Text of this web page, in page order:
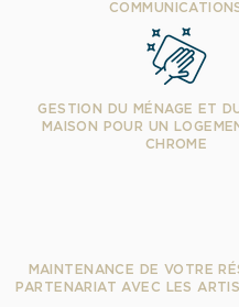
GESTION DU MÉNAGE ET
MAISON POUR UN
CHROME
MAINTENANCE DE VOTRE
PARTENARIAT AVEC LES